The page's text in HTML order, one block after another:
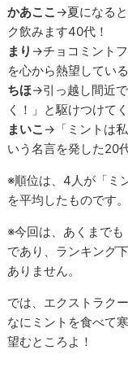
かあここ→夏になる
ク飲みます40代！
まり →チョコミント
を心から熱望してい
ちほ→引っ越し間近
く！」と駆けつけて
まいこ→「ミントは
いう名言を発した20
※順位は、4人が「ミ
を平均したものです。
※今回は、あくまで
であり、ランキング
ありません。
では、エクストラク
なにミントを食べて
望むところよ！